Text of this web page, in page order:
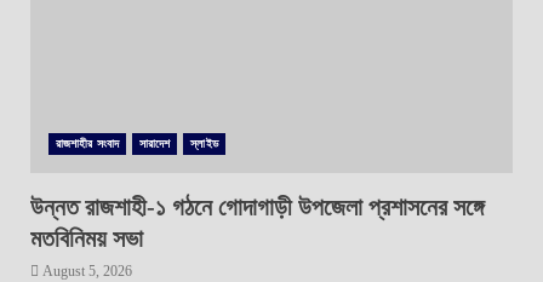
রাজশাহীর সংবাদ সারাদেশ স্লাইড
উন্নত রাজশাহী-১ গঠনে গোদাগাড়ী উপজেলা প্রশাসনের সঙ্গে
মতবিনিময় সভা
August 5, 2026